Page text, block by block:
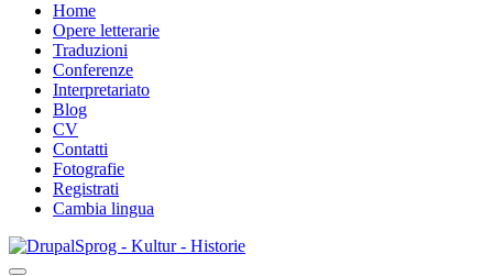
Home
Opere letterarie
Traduzioni
Conferenze
Interpretariato
Blog
CV
Contatti
Fotografie
Registrati
Cambia lingua
Salta
al
Sprog - Kultur - Historie